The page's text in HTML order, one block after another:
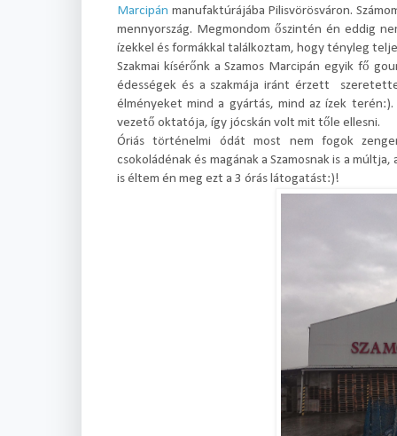
Marcipán manufaktúrájába Pilisvörösváron.
mennyország. Megmondom őszintén én eddig
ízekkel és formákkal találkoztam, hogy tényleg
Szakmai kísérőnk a Szamos Marcipán egyik fő
édességek és a szakmája iránt érzett
élményeket mind a gyártás, mind az ízek
vezető oktatója, így jócskán volt mit tőle ellesni.
Óriás történelmi ódát most nem fogok
csokoládénak és magának a Szamosnak is a
is éltem én meg ezt a 3 órás látogatást:)!